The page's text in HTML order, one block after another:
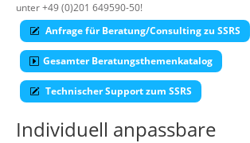
unter +49 (0)201 649590-50!
Anfrage für Beratung/Consulting zu SSRS
Gesamter Beratungsthemenkatalog
Technischer Support zum SSRS
Individuell anpassbare